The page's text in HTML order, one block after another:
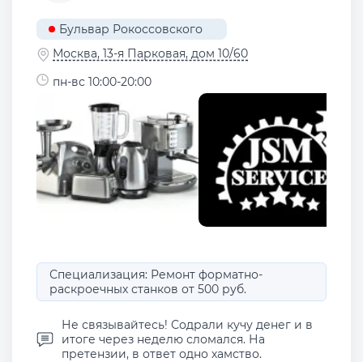
Бульвар Рокоссовского
Москва, 13-я Парковая, дом 10/60
пн-вс 10:00-20:00
Специализация: Ремонт форматно-
раскроечных станков от 500 руб.
Не связывайтесь! Содрали кучу денег и в
итоге через неделю сломался. На
претензии, в ответ одно хамство.